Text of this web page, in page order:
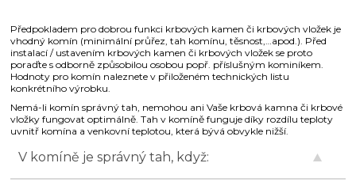
Předpokladem pro dobrou funkci krbových kamen či krbových vložek je
vhodný komín (minimální průřez, tah komínu, těsnost,…apod.). Před
instalací / ustavením krbových kamen či krbových vložek se proto
poraďte s odborně způsobilou osobou popř. příslušným kominíkem.
Hodnoty pro komín naleznete v přiloženém technických listu
konkrétního výrobku.
Nemá-li komín správný tah, nemohou ani Vaše krbová kamna či krbové
vložky fungovat optimálně. Tah v komíně funguje díky rozdílu teploty
uvnitř komína a venkovní teplotou, která bývá obvykle nižší.
V komíně je správný tah, když: